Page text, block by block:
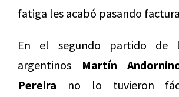
fatiga les acabó pasando
En el segundo partido de
argentinos Martín
Pereira no lo tuvieron